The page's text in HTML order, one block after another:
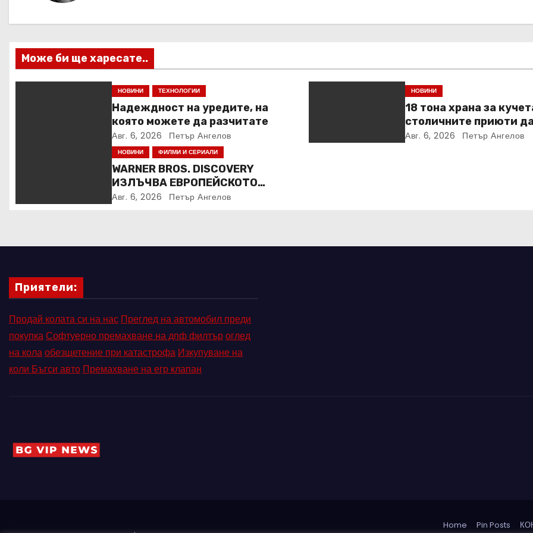
ц
и
я
Може би ще харесате..
НОВИНИ ТЕХНОЛОГИИ
Надеждност на уредите, на
която можете да разчитате
Авг. 6, 2026 Петър Ангелов
НОВИНИ
18 тона храна за
столичните приюти
Kaufland за година и
Авг. 6, 2026 Петър Ангелов
НОВИНИ ФИЛМИ И СЕРИАЛИ
WARNER BROS. DISCOVERY
ИЗЛЪЧВА ЕВРОПЕЙСКОТО
ПЪРВЕНСТВО ПО ЛЕКА
Авг. 6, 2026 Петър Ангелов
Приятели:
Продай колата си на нас Преглед на автомобил преди
покупкаСофтуерно премахване на дпф филтъроглед
на колаобезщетение при катастрофа Изкупуване на
коли Бъгси авто Премахване на егр клапан
Home Pin Posts